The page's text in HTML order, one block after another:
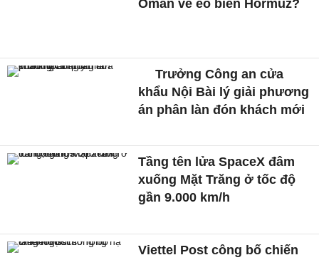
Oman về eo biển Hormuz?
Trưởng Công an cửa
khẩu Nội Bài lý giải phương
án phân làn đón khách mới
Tầng tên lửa SpaceX đâm
xuống Mặt Trăng ở tốc độ
gần 9.000 km/h
Viettel Post công bố chiến